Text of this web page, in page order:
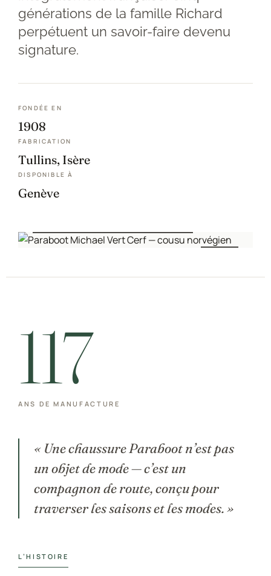
Mon compte
Nos marques
Bontoni Chaussures
Carlos Santos Chaussures
Carmina
Edward Green
Magnanni Chaussures Genève
Matthew Cookson
Paolo Scafora
Santoni
Notre histoire
générations de la famille Richard
perpétuent un savoir-faire devenu
signature.
FONDÉE EN
1908
FABRICATION
Tullins, Isère
DISPONIBLE À
Genève
C
o
u
s
u
N
o
r
v
é
g
i
en
117
ANS DE MANUFACTURE
« Une chaussure Paraboot n’est pas
un objet de mode — c’est un
compagnon de route, conçu pour
traverser les saisons et les modes. »
L’HISTOIRE